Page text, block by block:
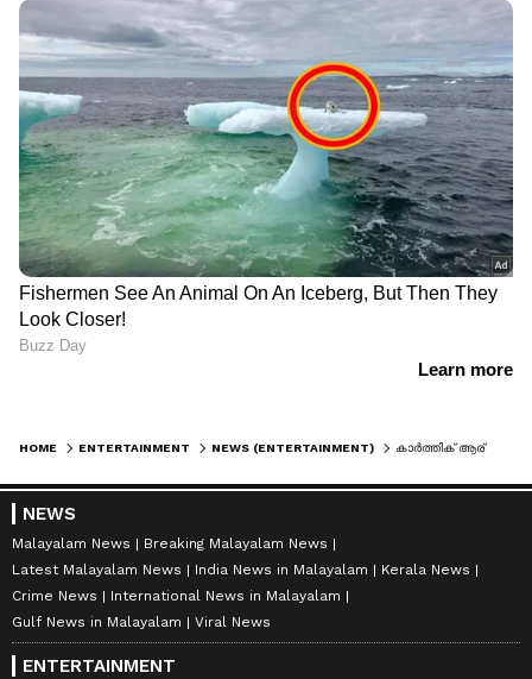
HOME ENTERTAINMENT NEWS (ENTERTAINMENT) കാര്‍ത്തിക് ആര്യന്റെ 'ഫ്രെഡ്ഡി', ഫസ്റ്റ് ലുക്ക് പുറത്ത്
NEWS
Malayalam News
Breaking Malayalam News
Latest Malayalam News
India News in Malayalam
Kerala News
Crime News
International News in Malayalam
Gulf News in Malayalam
Viral News
ENTERTAINMENT